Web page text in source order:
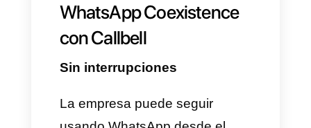
2. La app de WhatsApp en el
teléfono sigue funcionando
• La app permanece activa